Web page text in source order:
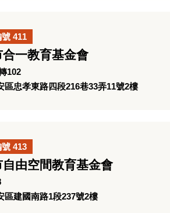
411
一教育基金會
102
區忠孝東路四段216巷33弄11號2樓
413
由空間教育基金會
區建國南路1段237號2樓